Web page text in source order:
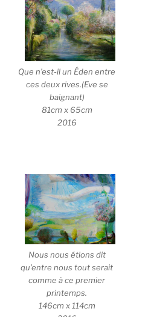
Que n’est-il un Éden entre
ces deux rives.(Eve se
baignant)
81cm x 65cm
2016
Nous nous étions dit
qu’entre nous tout serait
comme à ce premier
printemps.
146cm x 114cm